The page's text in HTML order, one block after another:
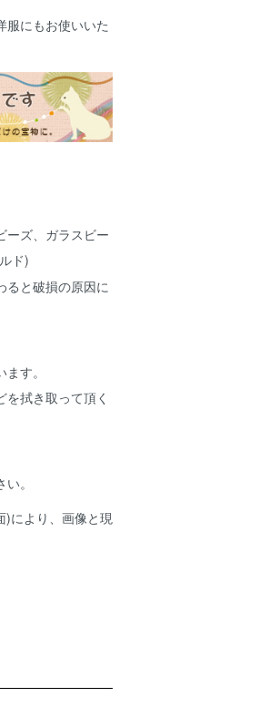
服にもお使いいた
ーズ、ガラスビー
ド)
ると破損の原因に
す。
拭き取って頂く
。
により、画像と現